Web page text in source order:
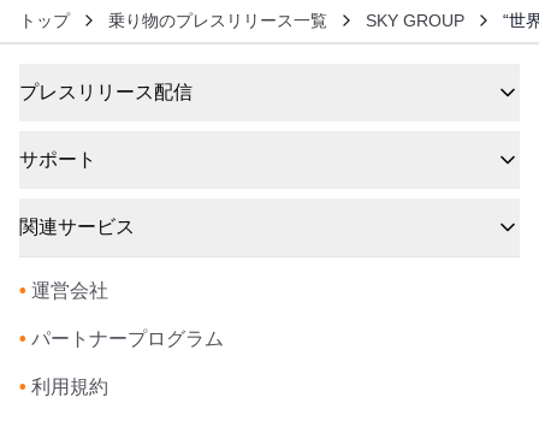
トップ 乗り物のプレスリリース一覧 SKY GROUP “世
プレスリリース配信
サポート
関連サービス
• 運営会社
• パートナープログラム
• 利用規約